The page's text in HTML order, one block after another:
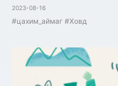
2023-08-16
#цахим_аймаг #Ховд